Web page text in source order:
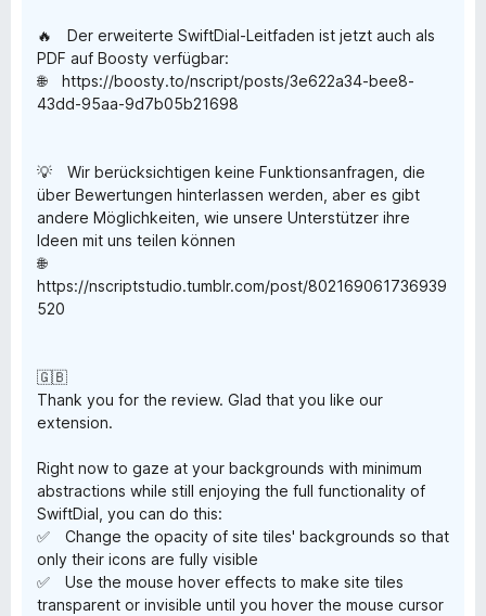
🔥 Der erweiterte SwiftDial-Leitfaden ist jetzt auch als
PDF auf Boosty verfügbar:
🌐 https://boosty.to/nscript/posts/3e622a34-bee8-
43dd-95aa-9d7b05b21698
💡 Wir berücksichtigen keine Funktionsanfragen, die
über Bewertungen hinterlassen werden, aber es gibt
andere Möglichkeiten, wie unsere Unterstützer ihre
Ideen mit uns teilen können
🌐
https://nscriptstudio.tumblr.com/post/802169061736939
520
🇬🇧
Thank you for the review. Glad that you like our
extension.
Right now to gaze at your backgrounds with minimum
abstractions while still enjoying the full functionality of
SwiftDial, you can do this:
✅ Change the opacity of site tiles' backgrounds so that
only their icons are fully visible
✅ Use the mouse hover effects to make site tiles
transparent or invisible until you hover the mouse cursor